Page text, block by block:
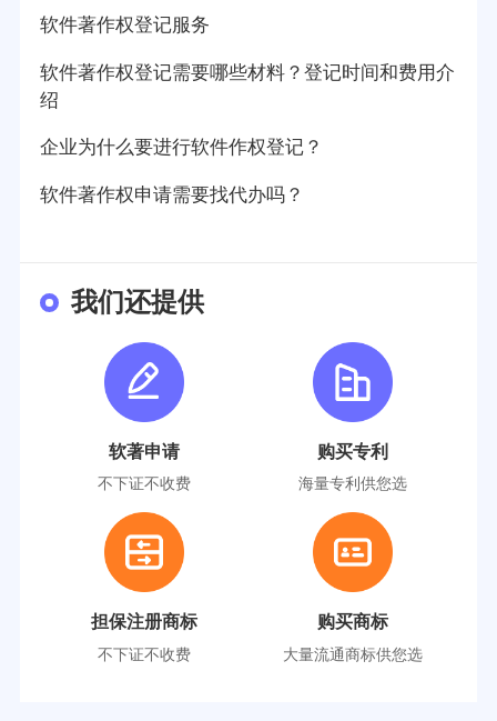
软件著作权登记服务
软件著作权登记需要哪些材料？登记时间和费用介
绍
企业为什么要进行软件作权登记？
软件著作权申请需要找代办吗？
我们还提供
软著申请
不下证不收费
购买专利
海量专利供您选
担保注册商标
不下证不收费
购买商标
大量流通商标供您选